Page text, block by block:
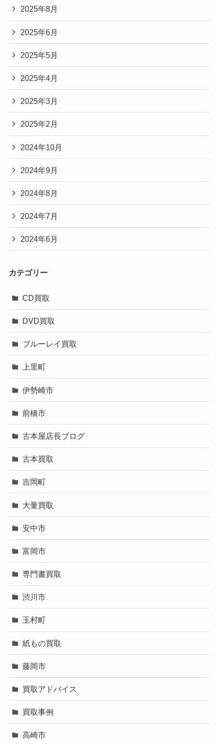
2025年8月
2025年6月
2025年5月
2025年4月
2025年3月
2025年2月
2024年10月
2024年9月
2024年8月
2024年7月
2024年6月
カテゴリー
CD買取
DVD買取
ブルーレイ買取
上里町
伊勢崎市
前橋市
古本屋店長ブログ
古本買取
吉岡町
大量買取
安中市
富岡市
専門書買取
渋川市
玉村町
紙もの買取
藤岡市
買取アドバイス
買取事例
高崎市